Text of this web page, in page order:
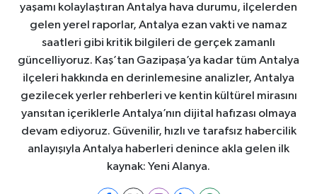
yaşamı kolaylaştıran Antalya hava durumu, ilçelerden
gelen yerel raporlar, Antalya ezan vakti ve namaz
saatleri gibi kritik bilgileri de gerçek zamanlı
güncelliyoruz. Kaş’tan Gazipaşa’ya kadar tüm Antalya
ilçeleri hakkında en derinlemesine analizler, Antalya
gezilecek yerler rehberleri ve kentin kültürel mirasını
yansıtan içeriklerle Antalya’nın dijital hafızası olmaya
devam ediyoruz. Güvenilir, hızlı ve tarafsız habercilik
anlayışıyla Antalya haberleri denince akla gelen ilk
kaynak: Yeni Alanya.